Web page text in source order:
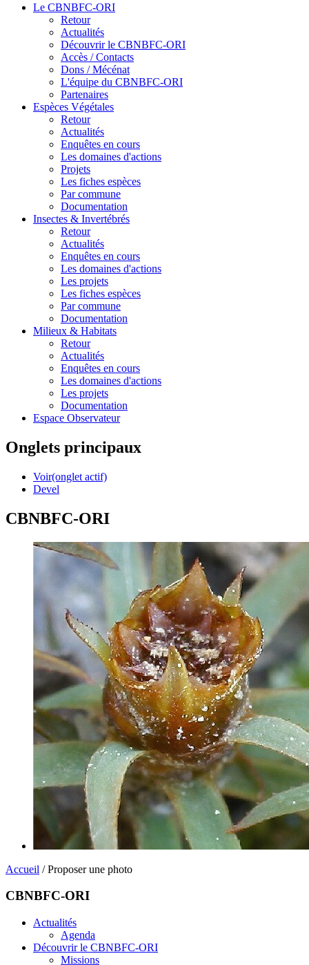
Le CBNBFC-ORI
Retour
Actualités
Découvrir le CBNBFC-ORI
Accès / Contacts
Dons / Mécénat
L'équipe du CBNBFC-ORI
Partenaires
Espèces Végétales
Retour
Actualités
Enquêtes en cours
Les domaines d'actions
Projets
Les fiches espèces
Par commune
Documentation
Insectes & Invertébrés
Retour
Actualités
Enquêtes en cours
Les domaines d'actions
Les projets
Les fiches espèces
Par commune
Documentation
Milieux & Habitats
Retour
Actualités
Enquêtes en cours
Les domaines d'actions
Les projets
Documentation
Espace Observateur
Onglets principaux
Voir(onglet actif)
Devel
CBNBFC-ORI
Accueil / Proposer une photo
CBNBFC-ORI
Actualités
Agenda
Découvrir le CBNBFC-ORI
Missions